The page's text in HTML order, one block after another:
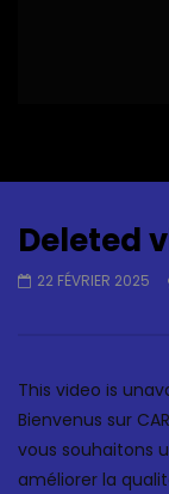
Deleted
22 FÉVRIER 2025
This video is
Bienvenus sur
vous souhaitons
améliorer la